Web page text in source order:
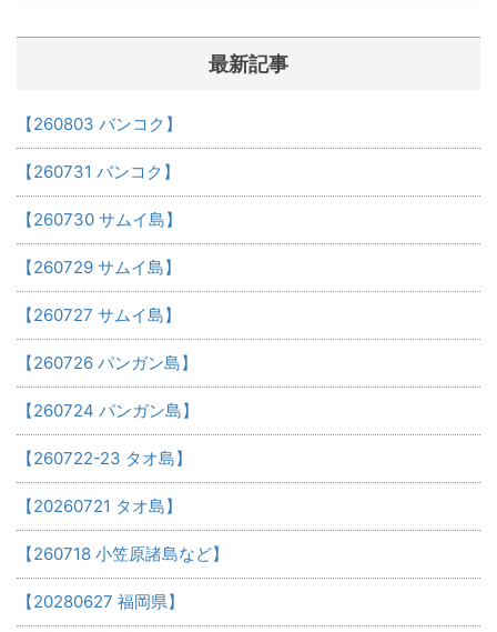
最新記事
【260803 バンコク】
【260731 バンコク】
【260730 サムイ島】
【260729 サムイ島】
【260727 サムイ島】
【260726 パンガン島】
【260724 パンガン島】
【260722-23 タオ島】
【20260721 タオ島】
【260718 小笠原諸島など】
【20280627 福岡県】